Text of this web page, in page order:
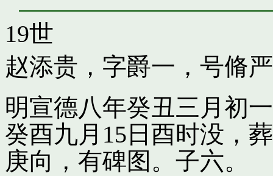
19世
赵添贵，字爵一，号脩严
明宣德八年癸丑三月初
癸酉九月15日酉时没，
庚向，有碑图。子六。